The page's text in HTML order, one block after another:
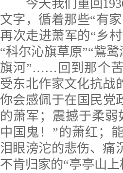
今天我们重回
文字，循着那些“有
再次走进萧军的“乡
“科尔沁旗草原”“鴜
旗河”……回到那个
受东北作家文化抗战
你会感佩于在国民党
的萧军；震撼于柔
中国鬼！”的萧红；
泪眼滂沱的悲伤、痛
不肯归家的“亭亭山